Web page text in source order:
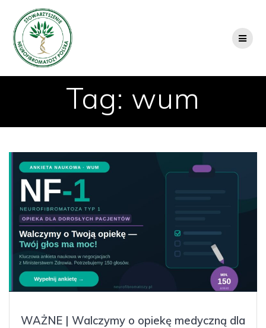
Tag: wum
WAŻNE | Walczymy o opiekę medyczną dla